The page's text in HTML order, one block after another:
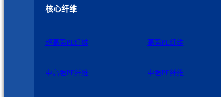
核心纤维
超高强PE纤维 高强PE纤维
中高强PE纤维 中强PE纤维